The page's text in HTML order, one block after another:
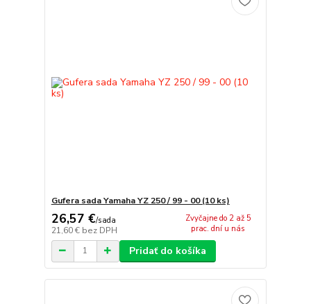
Gufera sada Yamaha YZ 250 / 99 - 00 (10 ks)
26,57 €/sada
21,60 € bez DPH
Zvyčajne do 2 až 5
prac. dní u nás
Pridať do košíka